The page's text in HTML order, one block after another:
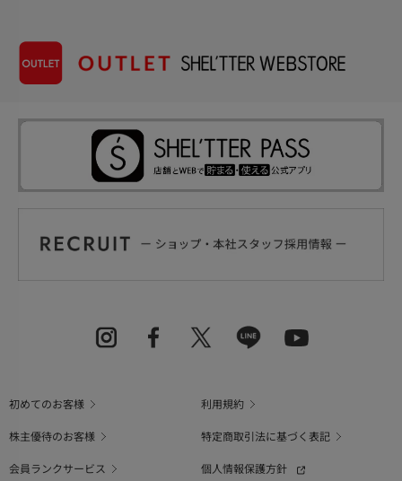
初めてのお客様
利用規約
株主優待のお客様
特定商取引法に基づく表記
会員ランクサービス
個人情報保護方針